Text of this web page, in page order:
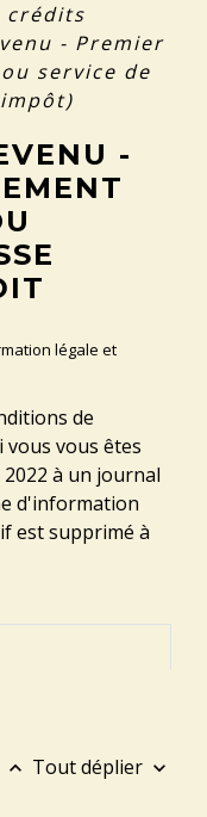
crédits
- Premier
service de
-
légale et
de
vous êtes
à un journal
d'information
est supprimé à
keyboard_arrow_up Tout déplier keyboard_arrow_down